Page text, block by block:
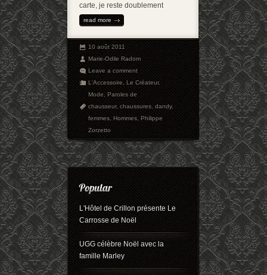
carte, je reste doublement
read more
10 août 2011
Marie-Odile Radom
Leave a comment
L'Accessoire,Le Créateur,
Mode,Paroles de
chausseur,chaussures,dandy,
femmes,Hommes,Philippe
Zorzetto
L'Hôtel de Crillon présente Le
Carrosse de Noël
UGG célèbre Noël avec la
famille Marley